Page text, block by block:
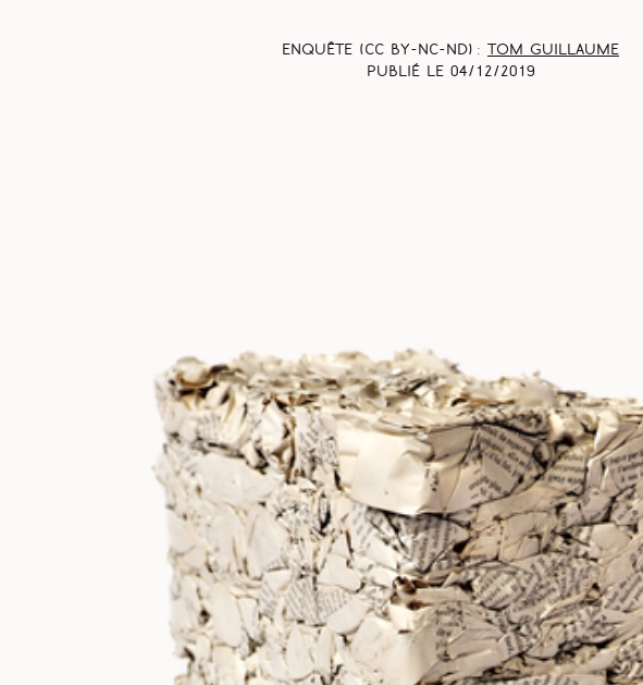
Enquête (CC BY-NC-ND) :
Tom Guillaume
Publié le 04/12/2019